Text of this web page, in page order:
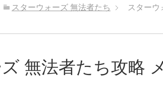
スターウォーズ 無法者たち スターウ
無法者たち攻略